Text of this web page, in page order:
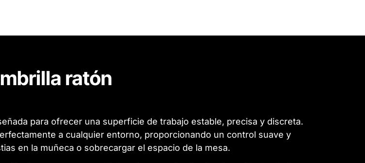
ratón
para ofrecer una superficie de trabajo estable, precisa y discreta.
a cualquier entorno, proporcionando un control suave y
en la muñeca o sobrecargar el espacio de la mesa.